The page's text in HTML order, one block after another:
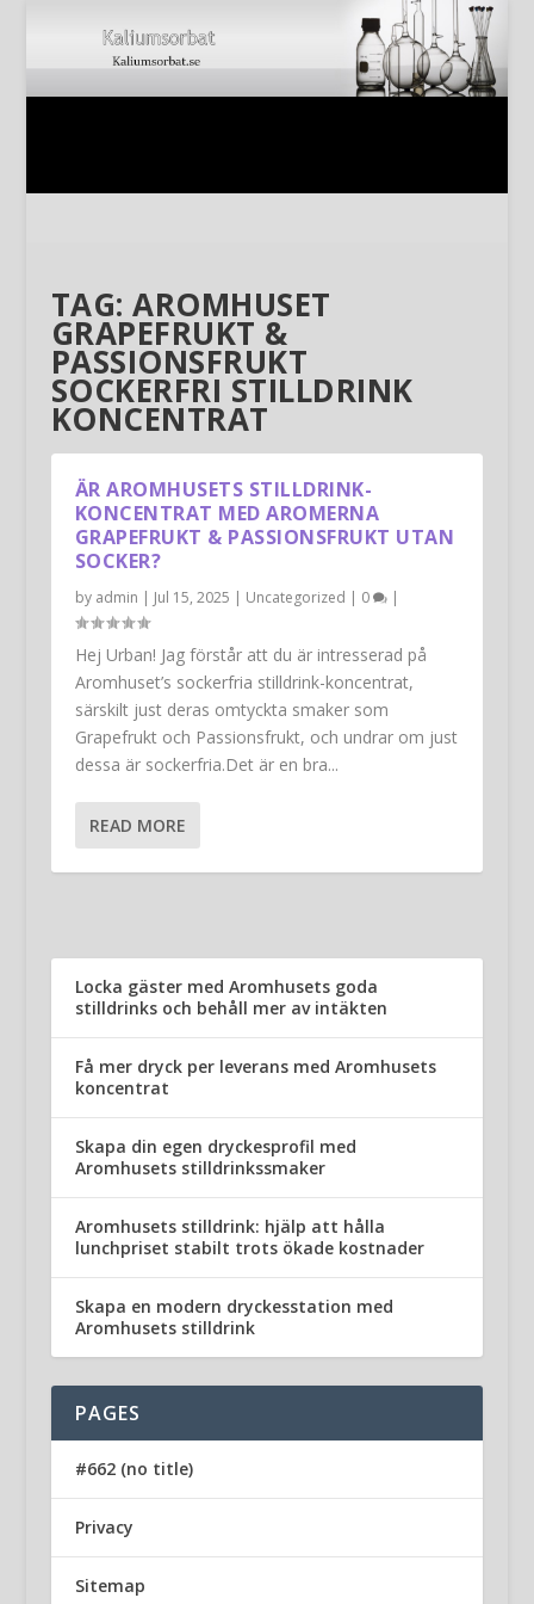
TAG:AROMHUSET
GRAPEFRUKT &
PASSIONSFRUKT
SOCKERFRI STILLDRINK
KONCENTRAT
ÄR AROMHUSETS STILLDRINK-
KONCENTRAT MED AROMERNA
GRAPEFRUKT & PASSIONSFRUKT UTAN
SOCKER?
by admin | Jul 15, 2025 | Uncategorized | 0 |
Hej Urban! Jag förstår att du är intresserad på
Aromhuset’s sockerfria stilldrink-koncentrat,
särskilt just deras omtyckta smaker som
Grapefrukt och Passionsfrukt, och undrar om just
dessa är sockerfria.Det är en bra...
READ MORE
Locka gäster med Aromhusets goda
stilldrinks och behåll mer av intäkten
Få mer dryck per leverans med Aromhusets
koncentrat
Skapa din egen dryckesprofil med
Aromhusets stilldrinkssmaker
Aromhusets stilldrink: hjälp att hålla
lunchpriset stabilt trots ökade kostnader
Skapa en modern dryckesstation med
Aromhusets stilldrink
PAGES
#662 (no title)
Privacy
Sitemap